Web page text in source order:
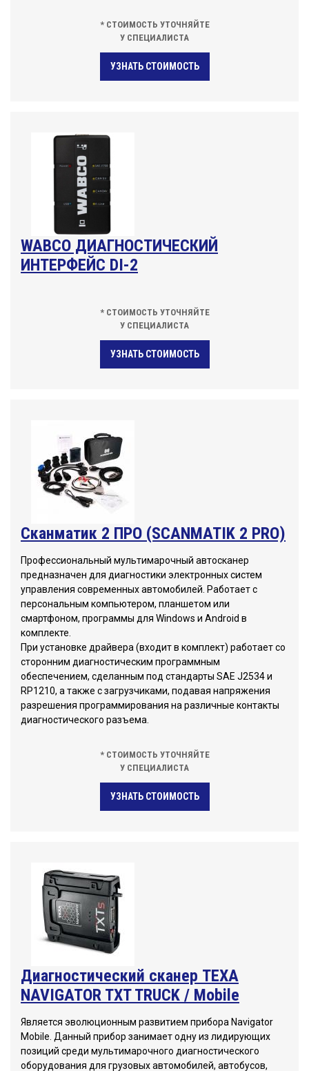
* СТОИМОСТЬ УТОЧНЯЙТЕ
У СПЕЦИАЛИСТА
УЗНАТЬ СТОИМОСТЬ
WABCO ДИАГНОСТИЧЕСКИЙ
ИНТЕРФЕЙС DI-2
* СТОИМОСТЬ УТОЧНЯЙТЕ
У СПЕЦИАЛИСТА
УЗНАТЬ СТОИМОСТЬ
Сканматик 2 ПРО (SCANMATIK 2 PRO)
Профессиональный мультимарочный автосканер
предназначен для диагностики электронных систем
управления современных автомобилей. Работает с
персональным компьютером, планшетом или
смартфоном, программы для Windows и Android в
комплекте.
При установке драйвера (входит в комплект) работает со
сторонним диагностическим программным
обеспечением, сделанным под стандарты SAE J2534 и
RP1210, а также с загрузчиками, подавая напряжения
разрешения программирования на различные контакты
диагностического разъема.
* СТОИМОСТЬ УТОЧНЯЙТЕ
У СПЕЦИАЛИСТА
УЗНАТЬ СТОИМОСТЬ
Диагностический сканер TEXA
NAVIGATOR TXT TRUCK / Mobile
Является эволюционным развитием прибора Navigator
Mobile. Данный прибор занимает одну из лидирующих
позиций среди мультимарочного диагностического
оборудования для грузовых автомобилей, автобусов,